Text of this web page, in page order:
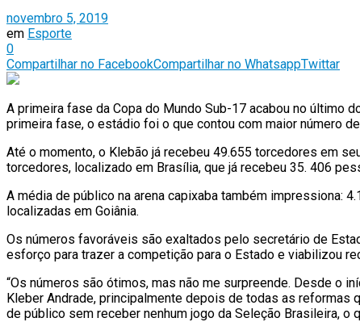
novembro 5, 2019
em Esporte
0
Compartilhar no FacebookCompartilhar no WhatsappTwittar
A primeira fase da Copa do Mundo Sub-17 acabou no último
primeira fase, o estádio foi o que contou com maior número
Até o momento, o Klebão já recebeu 49.655 torcedores em
torcedores, localizado em Brasília, que já recebeu 35. 406
A média de público na arena capixaba também impressiona:
localizadas em Goiânia.
Os números favoráveis são exaltados pelo secretário de
esforço para trazer a competição para o Estado e viabilizou
“Os números são ótimos, mas não me surpreende. Desde o
Kleber Andrade, principalmente depois de todas as
de público sem receber nenhum jogo da Seleção Brasileira,